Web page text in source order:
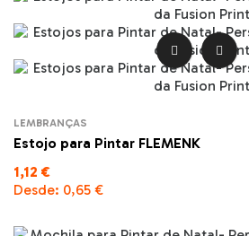
 
LEMBRANÇAS
Estojo para Pintar FLEMENK
1,12 €
Desde: 0,65 €